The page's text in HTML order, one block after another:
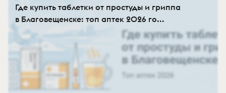
Где купить таблетки от простуды и гриппа
в Благовещенске: топ аптек 2026 го...